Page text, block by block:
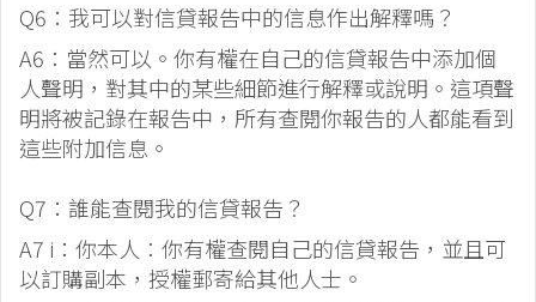
Q6：我可以對信貸報告中的信息作出解釋嗎？
A6：當然可以。你有權在自己的信貸報告中添加個
人聲明，對其中的某些細節進行解釋或說明。這項聲
明將被記錄在報告中，所有查閱你報告的人都能看到
這些附加信息。
Q7：誰能查閱我的信貸報告？
A7 i：你本人︰你有權查閱自己的信貸報告，並且可
以訂購副本，授權郵寄給其他人士。